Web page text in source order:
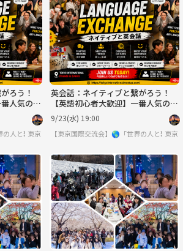
ろう！
人気の英
の人と繋りたい」違う世界見てみたい方は必見 ※英語喋
東京
英会話：ネイティブと繋がろう！
【英語初心者大歓迎】一番人気の英
会話！
9/23(水) 19:00
【東京国際交流会】🌎「世界の人と繋り
東京